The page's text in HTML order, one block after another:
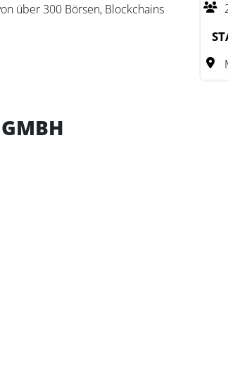
über 300 Börsen, Blockchains
die Verwaltung ihrer